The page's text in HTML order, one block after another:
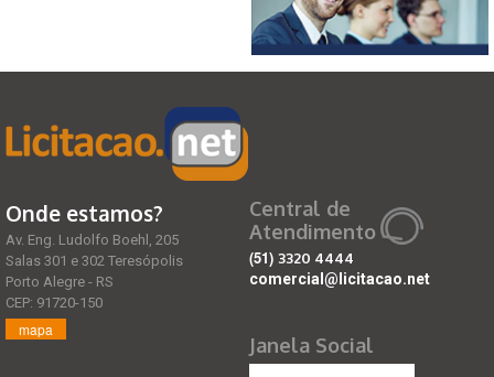
Onde estamos?
Av. Eng. Ludolfo Boehl, 205
Salas 301 e 302 Teresópolis
Porto Alegre - RS
CEP: 91720-150
mapa
Central de
Atendimento
(51) 3320 4444
comercial@licitacao.net
Janela Social